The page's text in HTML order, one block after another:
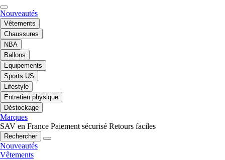
Nouveautés
Vêtements
Chaussures
NBA
Ballons
Equipements
Sports US
Lifestyle
Entretien physique
Déstockage
Marques
SAV en France Paiement sécurisé Retours faciles
Rechercher
Nouveautés
Vêtements